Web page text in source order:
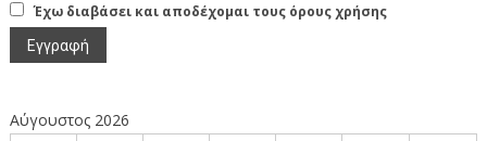
Έχω διαβάσει και αποδέχομαι τους όρους χρήσης
Αύγουστος 2026